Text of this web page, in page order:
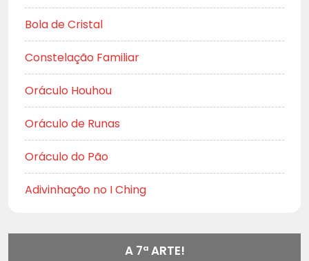
Bola de Cristal
Constelação Familiar
Oráculo Houhou
Oráculo de Runas
Oráculo do Pão
Adivinhação no I Ching
A 7ª ARTE!